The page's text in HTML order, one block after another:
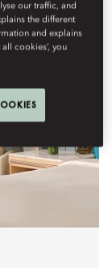
our traffic, and
the different
and explains
cookies’, you